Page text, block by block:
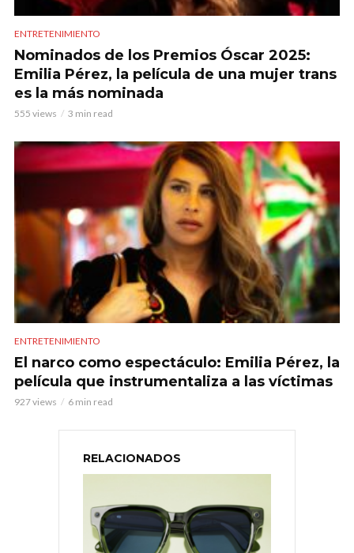
ENTRETENIMIENTO
Nominados de los Premios Óscar 2025:
Emilia Pérez, la película de una mujer trans
es la más nominada
555 views 3 min read
ENTRETENIMIENTO
El narco como espectáculo: Emilia Pérez, la
película que instrumentaliza a las víctimas
927 views 6 min read
RELACIONADOS